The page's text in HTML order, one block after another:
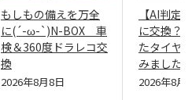
もしもの備えを万全
に(´-ω-`)N-BOX 車
検＆360度ドラレコ交
換
2026年8月8日
【AI判定
に交換？
たタイヤ
みました
2026年8月